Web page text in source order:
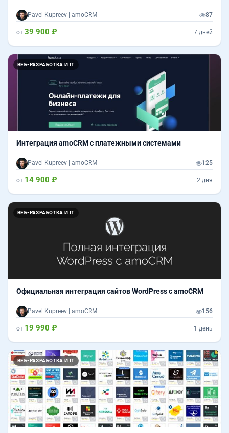
Pavel Kupreev | amoCRM 87
от 39 900 ₽ 7 дней
ВЕБ-РАЗРАБОТКА И IT
Интеграция amoCRM c платежными системами
Pavel Kupreev | amoCRM 125
от 14 900 ₽ 2 дня
ВЕБ-РАЗРАБОТКА И IT
Официальная интеграция сайтов WordPress c amoCRM
Pavel Kupreev | amoCRM 156
от 19 990 ₽ 1 день
ВЕБ-РАЗРАБОТКА И IT